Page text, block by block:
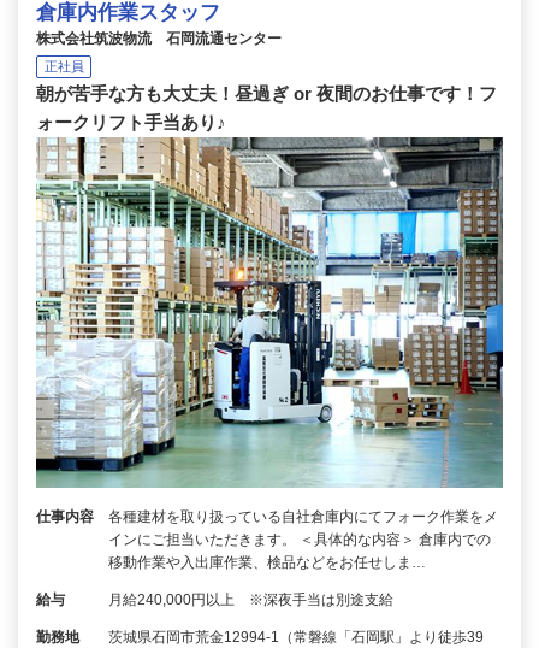
倉庫内作業スタッフ
株式会社筑波物流 石岡流通センター
正社員
朝が苦手な方も大丈夫！昼過ぎ or 夜間のお仕事です！フ
ォークリフト手当あり♪
仕事内容
各種建材を取り扱っている自社倉庫内にてフォーク作業をメ
インにご担当いただきます。 ＜具体的な内容＞ 倉庫内での
移動作業や入出庫作業、検品などをお任せしま…
給与 月給240,000円以上 ※深夜手当は別途支給
勤務地
茨城県石岡市荒金12994-1（常磐線「石岡駅」より徒歩39